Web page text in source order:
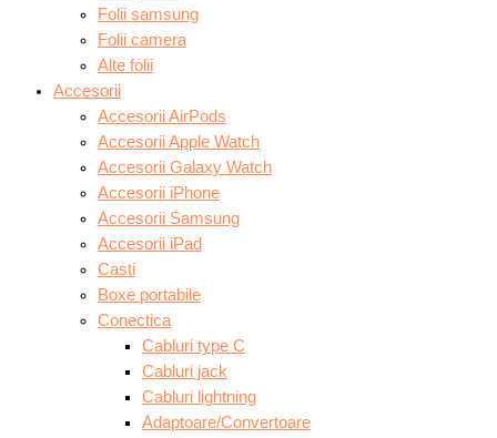
Folii samsung
Folii camera
Alte folii
Accesorii
Accesorii AirPods
Accesorii Apple Watch
Accesorii Galaxy Watch
Accesorii iPhone
Accesorii Samsung
Accesorii iPad
Casti
Boxe portabile
Conectica
Cabluri type C
Cabluri jack
Cabluri lightning
Adaptoare/Convertoare